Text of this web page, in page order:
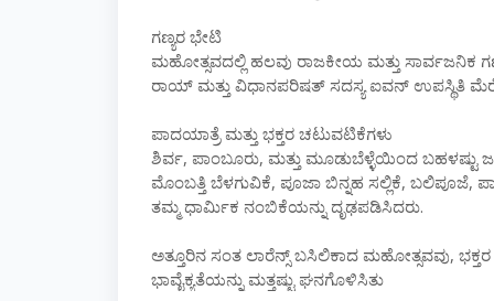
ಗಣ್ಯರ ಭೇಟಿ
ಮಹೋತ್ಸವದಲ್ಲಿ ಹಲವು ರಾಜಕೀಯ ಮತ್ತು ಸಾರ್ವಜನಿಕ
ರಾಯ್ ಮತ್ತು ವಿಧಾನಪರಿಷತ್ ಸದಸ್ಯ ಐವನ್ ಉಪಸ್ಥಿತಿ
ಪಾದಯಾತ್ರೆ ಮತ್ತು ಭಕ್ತರ ಚಟುವಟಿಕೆಗಳು
ಶಿರ್ವ, ಪಾಂಬೂರು, ಮತ್ತು ಮೂಡುಬೆಳ್ಳೆಯಿಂದ ಬಹಳಷ್ಟು ಜನ
ಮೊಂಬತ್ತಿ ಬೆಳಗುವಿಕೆ, ಪೂಜಾ ಬಿನ್ನಹ ಸಲ್ಲಿಕೆ, ಬಲಿಪೂಜೆ,
ತಮ್ಮ ಧಾರ್ಮಿಕ ನಂಬಿಕೆಯನ್ನು ದೃಢಪಡಿಸಿದರು.
ಅತ್ತೂರಿನ ಸಂತ ಲಾರೆನ್ಸ್ ಬಸಿಲಿಕಾದ ಮಹೋತ್ಸವವು,
ಭಾವೈಕ್ಯತೆಯನ್ನು ಮತ್ತಷ್ಟು ಘನಗೊಳಿಸಿತು